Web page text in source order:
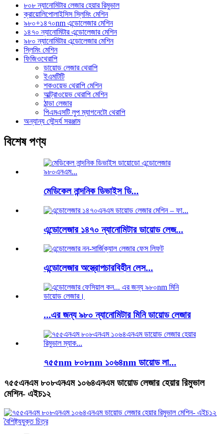
৮০৮ ন্যানোমিটার লেজার হেয়ার রিমুভাল
ক্রায়োলিপোলাইসিস স্লিমিং মেশিন
৯৮০+১৪৭০nm এন্ডোলেজার মেশিন
১৪৭০ ন্যানোমিটার এন্ডোলেজার মেশিন
৯৮০ ন্যানোমিটার এন্ডোলেজার মেশিন
স্লিমিং মেশিন
ফিজিওথেরাপি
ডায়োড লেজার থেরাপি
ইএমটিটি
শকওয়েভ থেরাপি মেশিন
আল্ট্রাওয়েভ থেরাপি মেশিন
ঠান্ডা লেজার
পিএমএসটি লুপ ম্যাগনেটো থেরাপি
অন্যান্য সৌন্দর্য সরঞ্জাম
বিশেষ পণ্য
মেডিকেল নান্দনিক ডিভাইস ডি...
এন্ডোলেজার ১৪৭০ ন্যানোমিটার ডায়োড লেজ...
এন্ডোলেজার অস্ত্রোপচারবিহীন লেস...
...এর জন্য ৯৮০ ন্যানোমিটার মিনি ডায়োড লেজার
৭৫৫nm ৮০৮nm ১০৬৪nm ডায়োড লা...
৭৫৫এনএম ৮০৮এনএম ১০৬৪এনএম ডায়োড লেজার হেয়ার রিমুভাল
মেশিন- এইচ১২